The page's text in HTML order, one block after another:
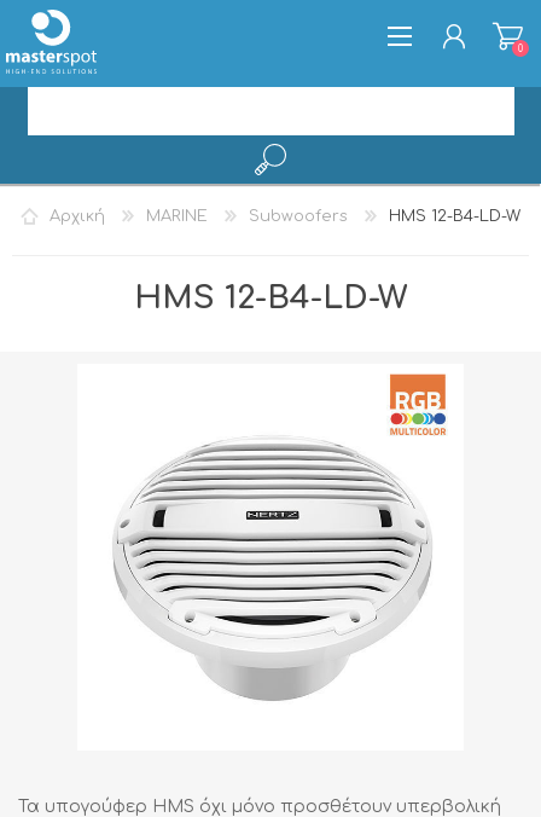
ΕΓΓΡΑΦΉ
0
Αρχική MARINE Subwoofers HMS 12-B4-LD-W
HMS 12-B4-LD-W
Τα υπογούφερ HMS όχι μόνο προσθέτουν υπερβολική